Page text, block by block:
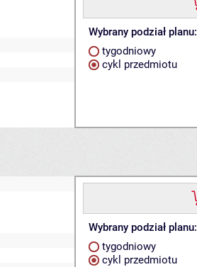
Wybrany podział planu:
tygodniowy
cykl przedmiotu
Wybrany podział planu:
tygodniowy
cykl przedmiotu